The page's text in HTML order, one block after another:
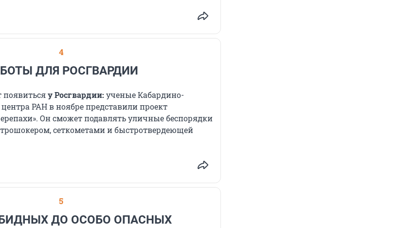
4
ДЛЯ РОСГВАРДИИ
появитьсяу Росгвардии: ученые Кабардино-
РАН в ноябре представили проект
Он сможет подавлять уличные беспорядки
сеткометами и быстротвердеющей
5
ДО ОСОБО ОПАСНЫХ